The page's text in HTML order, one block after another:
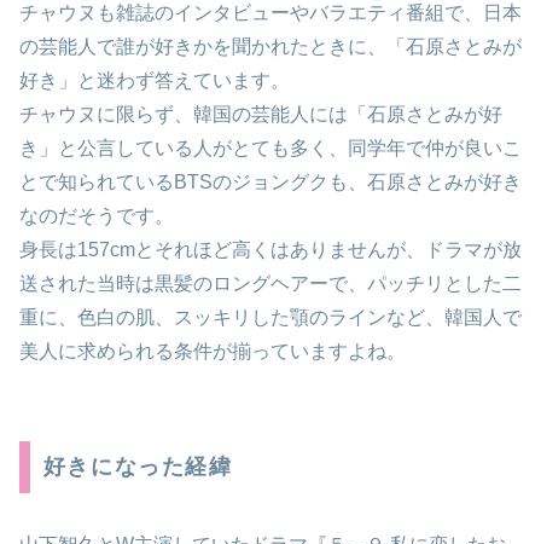
チャウヌも雑誌のインタビューやバラエティ番組で、日本
の芸能人で誰が好きかを聞かれたときに、「石原さとみが
好き」と迷わず答えています。
チャウヌに限らず、韓国の芸能人には「石原さとみが好
き」と公言している人がとても多く、同学年で仲が良いこ
とで知られているBTSのジョングクも、石原さとみが好き
なのだそうです。
身長は157cmとそれほど高くはありませんが、ドラマが放
送された当時は黒髪のロングヘアーで、パッチリとした二
重に、色白の肌、スッキリした顎のラインなど、韓国人で
美人に求められる条件が揃っていますよね。
好きになった経緯